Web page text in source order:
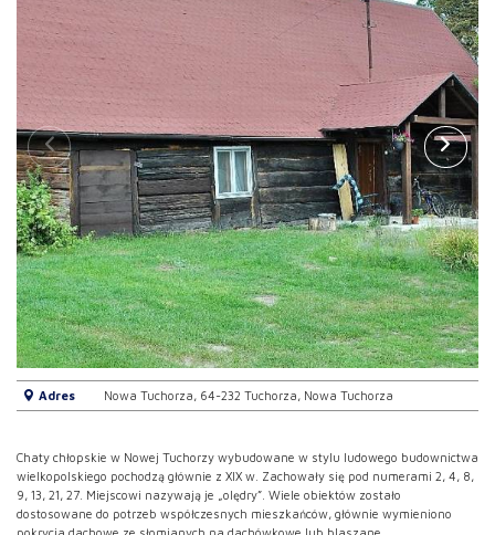
Adres Nowa Tuchorza, 64-232 Tuchorza, Nowa Tuchorza
Chaty chłopskie w Nowej Tuchorzy wybudowane w stylu ludowego budownictwa
wielkopolskiego pochodzą głównie z XIX w. Zachowały się pod numerami 2, 4, 8,
9, 13, 21, 27. Miejscowi nazywają je „olędry”. Wiele obiektów zostało
dostosowane do potrzeb współczesnych mieszkańców, głównie wymieniono